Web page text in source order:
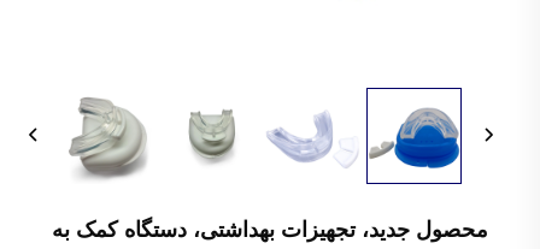
محصول جدید، تجهیزات بهداشتی، دستگاه کمک به